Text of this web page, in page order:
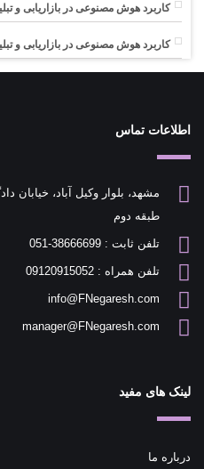
کاربرد هوش مصنوعی در بازاریابی و
کاربرد هوش مصنوعی در بازاریابی و
اطلاعات تماس
طبقه دوم
تلفن ثابت : 38666699-051
تلفن همراه : 09120915052
info@FNegaresh.com
manager@FNegaresh.com
لینک های مفید
درباره ما